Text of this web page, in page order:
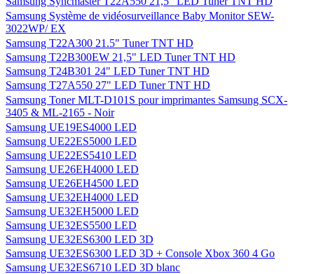
Samsung Système de vidéosurveillance Baby Monitor SEW-
3022WP/ EX
Samsung T22A300 21.5" Tuner TNT HD
Samsung T22B300EW 21,5" LED Tuner TNT HD
Samsung T24B301 24" LED Tuner TNT HD
Samsung T27A550 27" LED Tuner TNT HD
Samsung Toner MLT-D101S pour imprimantes Samsung SCX-
3405 & ML-2165 - Noir
Samsung UE19ES4000 LED
Samsung UE22ES5000 LED
Samsung UE22ES5410 LED
Samsung UE26EH4000 LED
Samsung UE26EH4500 LED
Samsung UE32EH4000 LED
Samsung UE32EH5000 LED
Samsung UE32ES5500 LED
Samsung UE32ES6300 LED 3D
Samsung UE32ES6300 LED 3D + Console Xbox 360 4 Go
Samsung UE32ES6710 LED 3D blanc